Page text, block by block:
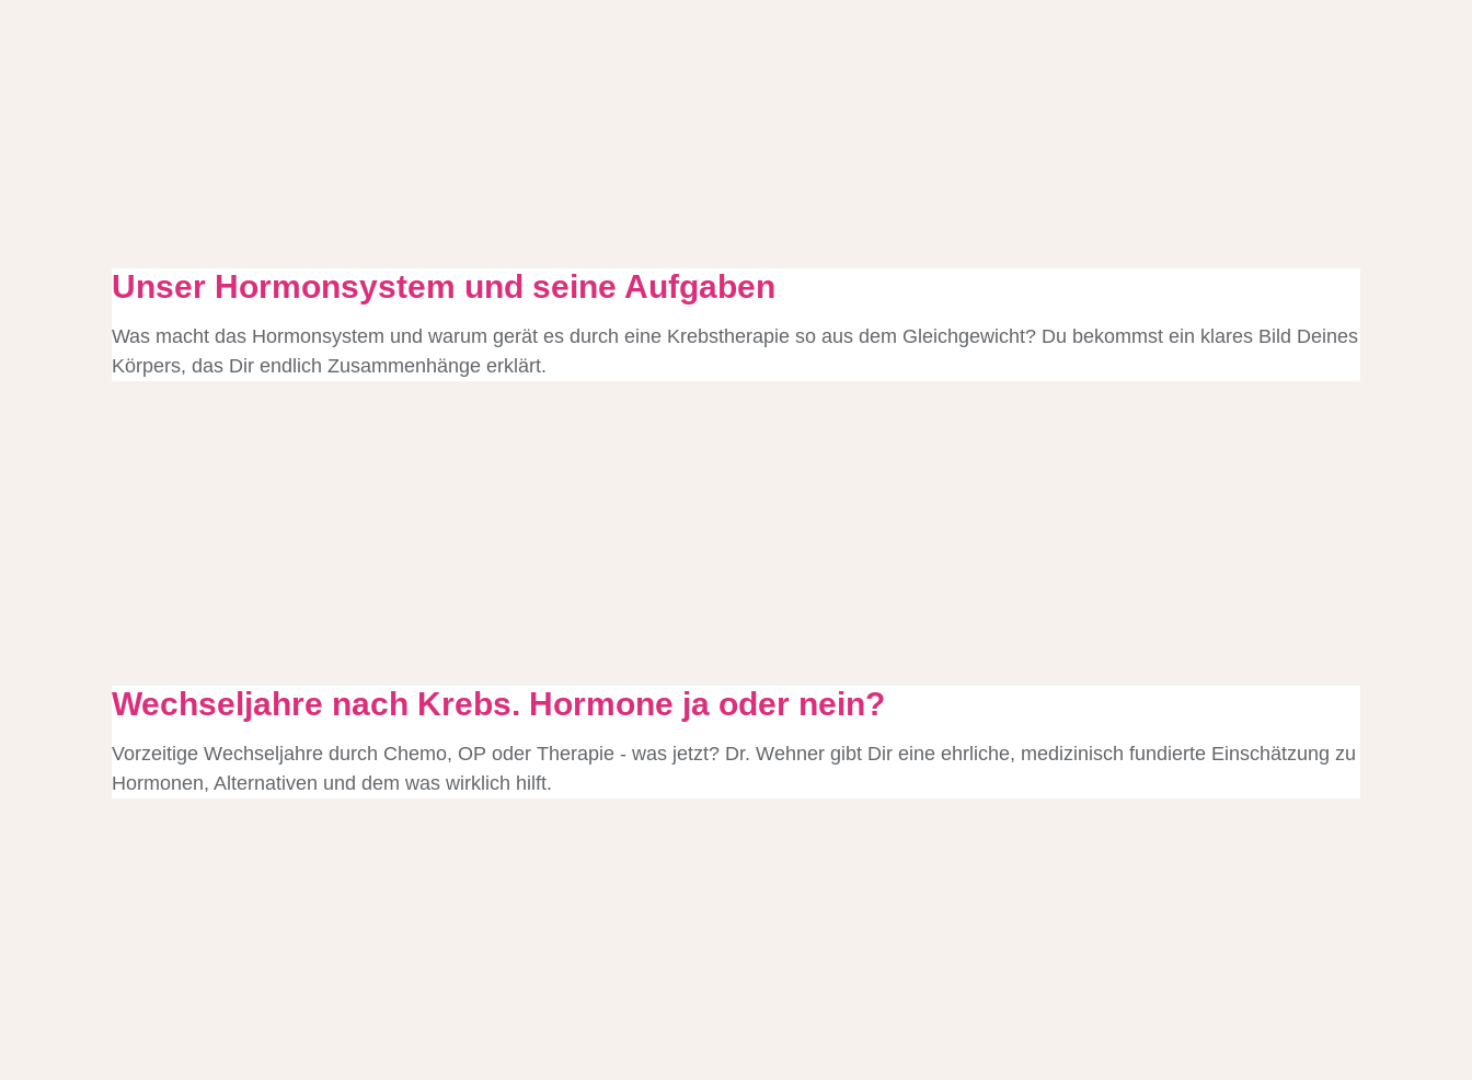
Unser Hormonsystem und seine Aufgaben
Was macht das Hormonsystem und warum gerät es durch eine Krebstherapie so aus dem Gleichgewicht? Du bekommst ein klares Bild Deines
Körpers, das Dir endlich Zusammenhänge erklärt.
Wechseljahre nach Krebs. Hormone ja oder nein?
Vorzeitige Wechseljahre durch Chemo, OP oder Therapie - was jetzt? Dr. Wehner gibt Dir eine ehrliche, medizinisch fundierte Einschätzung zu
Hormonen, Alternativen und dem was wirklich hilft.